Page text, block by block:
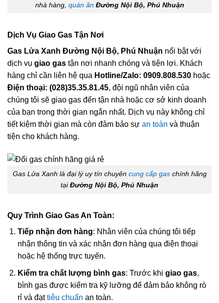
nhà hàng, quán ăn Đường Nội Bộ, Phú Nhuận
Dịch Vụ Giao Gas Tận Nơi
Gas Lửa Xanh Đường Nội Bộ, Phú Nhuận nổi bật với
dịch vụ giao gas tận nơi nhanh chóng và tiện lợi. Khách
hàng chỉ cần liên hệ qua Hotline/Zalo: 0909.808.530 hoặc
Điện thoại: (028)35.35.81.45, đội ngũ nhân viên của
chúng tôi sẽ giao gas đến tận nhà hoặc cơ sở kinh doanh
của bạn trong thời gian ngắn nhất. Dịch vụ này không chỉ
tiết kiệm thời gian mà còn đảm bảo sự an toàn và thuận
tiện cho khách hàng.
Gas Lửa Xanh là đại lý uy tín chuyên cung cấp gaschính hãng
tạiĐường Nội Bộ, Phú Nhuận
Quy Trình Giao Gas An Toàn:
Tiếp nhận đơn hàng: Nhân viên của chúng tôi tiếp
nhận thông tin và xác nhận đơn hàng qua điện thoại
hoặc hệ thống trực tuyến.
Kiểm tra chất lượng bình gas: Trước khi giao gas,
bình gas được kiểm tra kỹ lưỡng để đảm bảo không rò
rỉ và đạttiêu chuẩn an toàn.